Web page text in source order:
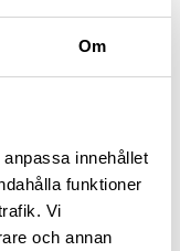
Om
innehållet
funktioner
Vi
och annan